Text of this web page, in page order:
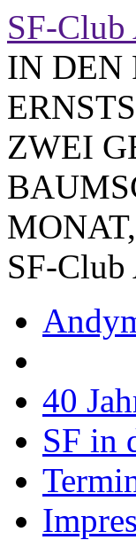
SF-Club
IN DEN
ZWEI
SF-Club
40
SF in